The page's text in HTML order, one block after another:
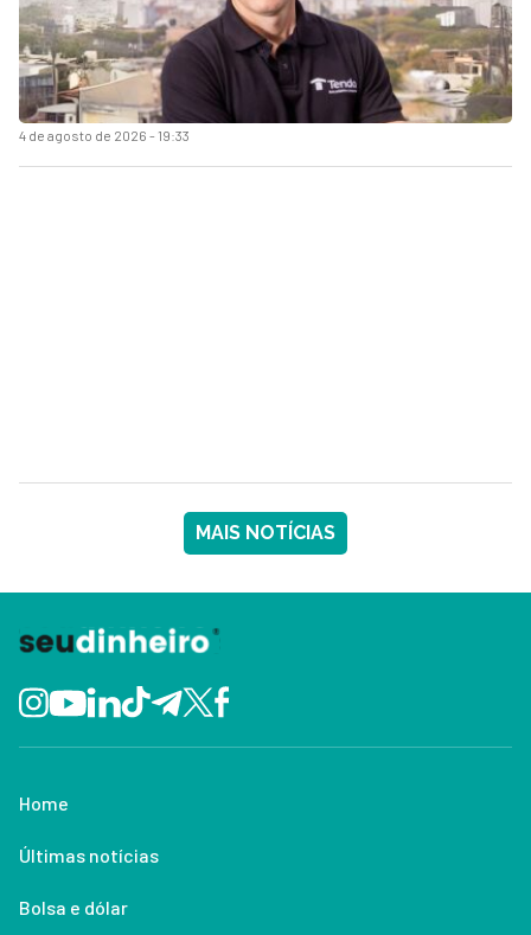
4 de agosto de 2026 - 19:33
MAIS NOTÍCIAS
Home
Últimas notícias
Bolsa e dólar